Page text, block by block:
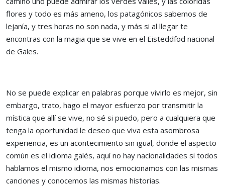
flores y todo es más ameno, los patagónicos sabemos de
lejanía, y tres horas no son nada, y más si al llegar te
encontras con la magia que se vive en el Eisteddfod nacional
de Gales.
No se puede explicar en palabras porque vivirlo es mejor, sin
embargo, trato, hago el mayor esfuerzo por transmitir la
mística que allí se vive, no sé si puedo, pero a cualquiera que
tenga la oportunidad le deseo que viva esta asombrosa
experiencia, es un acontecimiento sin igual, donde el aspecto
común es el idioma galés, aquí no hay nacionalidades si todos
hablamos el mismo idioma, nos emocionamos con las mismas
canciones y conocemos las mismas historias.